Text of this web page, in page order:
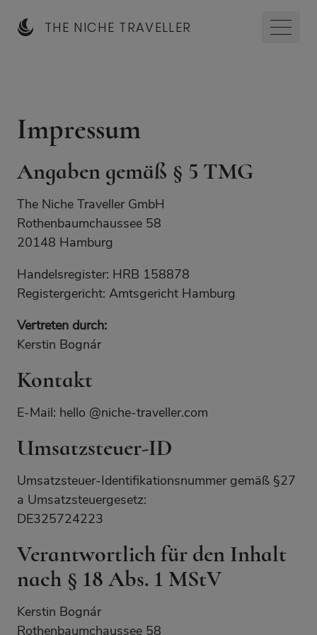
THE NICHE TRAVELLER
Impressum
Angaben gemäß § 5 TMG
The Niche Traveller GmbH
Rothenbaumchaussee 58
20148 Hamburg
Handelsregister: HRB 158878
Registergericht: Amtsgericht Hamburg
Vertreten durch:
Kerstin Bognár
Kontakt
E-Mail: hello @niche-traveller.com
Umsatzsteuer-ID
Umsatzsteuer-Identifikationsnummer gemäß §27
a Umsatzsteuergesetz:
DE325724223
Verantwortlich für den Inhalt
nach § 18 Abs. 1 MStV
Kerstin Bognár
Rothenbaumchaussee 58